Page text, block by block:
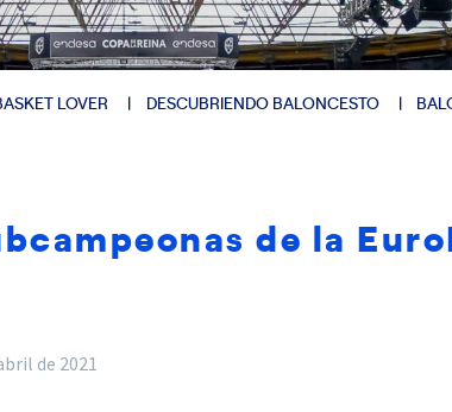
LOVER DESCUBRIENDO BALONCESTO
de la
de 2021